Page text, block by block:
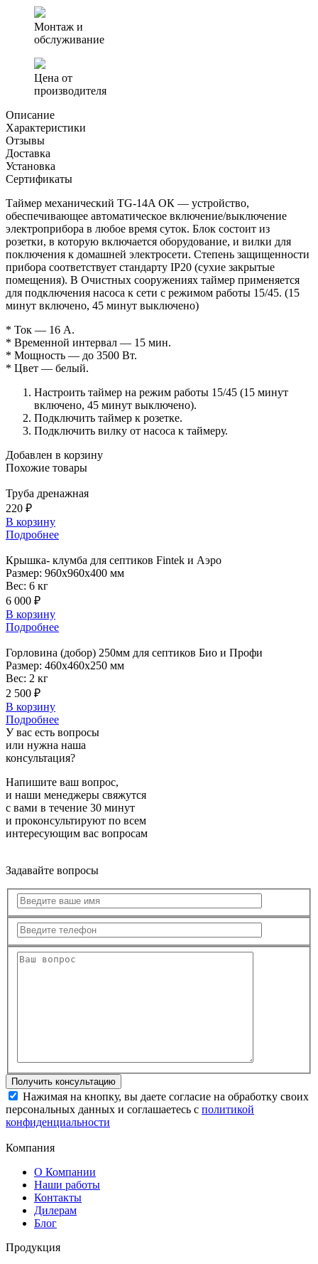
Таймер
механический
Монтаж и
обслуживание
Цена от
производителя
Описание
Характеристики
Отзывы
Доставка
Установка
Сертификаты
Таймер механический TG-14A ОК — устройство,
обеспечивающее автоматическое включение/выключение
электроприбора в любое время суток. Блок состоит из
розетки, в которую включается оборудование, и вилки для
поключения к домашней электросети. Степень защищенности
прибора соответствует стандарту IP20 (сухие закрытые
помещения). В Очистных сооружениях таймер применяется
для подключения насоса к сети с режимом работы 15/45. (15
минут включено, 45 минут выключено)
* Ток — 16 А.
* Временной интервал — 15 мин.
* Мощность — до 3500 Вт.
* Цвет — белый.
Настроить таймер на режим работы 15/45 (15 минут
включено, 45 минут выключено).
Подключить таймер к розетке.
Подключить вилку от насоса к таймеру.
Добавлен в корзину
Похожие товары
Труба дренажная
220 ₽
В корзину
Подробнее
Крышка- клумба для септиков Fintek и Аэро
Размер: 960x960x400 мм
Вес: 6 кг
6 000 ₽
В корзину
Подробнее
Горловина (добор) 250мм для септиков Био и Профи
Размер: 460x460x250 мм
Вес: 2 кг
2 500 ₽
В корзину
Подробнее
У вас есть вопросы
или нужна наша
консультация?
Напишите ваш вопрос,
и наши менеджеры свяжутся
с вами в течение 30 минут
и проконсультируют по всем
интересующим вас вопросам
Задавайте вопросы
Нажимая на кнопку, вы даете согласие на обработку своих
персональных данных и соглашаетесь с политикой
конфиденциальности
Компания
О Компании
Наши работы
Контакты
Дилерам
Блог
Продукция